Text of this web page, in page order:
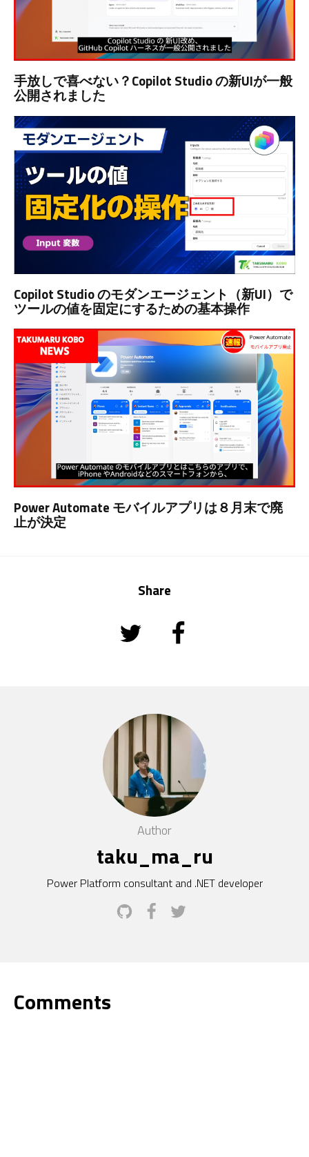
手放しで喜べない？Copilot Studio の新UIが一般
公開されました
Copilot Studio のモダンエージェント（新UI）で
ツールの値を固定にするための基本操作
Power Automate モバイルアプリは８月末で廃
止が決定
Share
Author
taku_ma_ru
Power Platform consultant and .NET developer
Comments